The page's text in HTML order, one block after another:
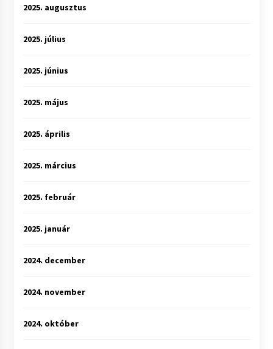
2025. augusztus
2025. július
2025. június
2025. május
2025. április
2025. március
2025. február
2025. január
2024. december
2024. november
2024. október